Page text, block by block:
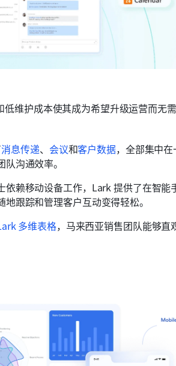
维护成本使其成为希望升级运营而无
消息传递、 会议和客户数据，全部集中在
沟通效率。
依赖移动设备工作，Lark 提供了在智能
跟踪和管理客户互动变得轻松。
多维表格，马来西亚销售团队能够直